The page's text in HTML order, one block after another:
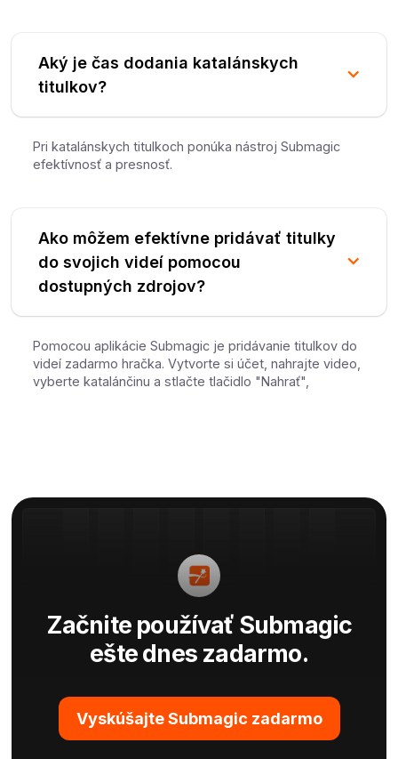
Aký je čas dodania katalánskych
titulkov?
Pri katalánskych titulkoch ponúka nástroj Submagic
efektívnosť a presnosť.
Ako môžem efektívne pridávať titulky
do svojich videí pomocou
dostupných zdrojov?
Pomocou aplikácie Submagic je pridávanie titulkov do
videí zadarmo hračka. Vytvorte si účet, nahrajte video,
vyberte katalánčinu a stlačte tlačidlo "Nahrať",
Začnite používať Submagic
ešte dnes zadarmo.
Vyskúšajte Submagic zadarmo